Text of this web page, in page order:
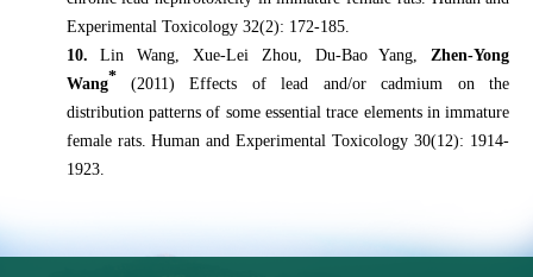
Experimental Toxicology 32(2): 172-185.
10.Lin Wang, Xue-Lei Zhou, Du-Bao Yang,Zhen-Yong
Wang* (2011) Effects of lead and/or cadmium on the
distribution patterns of some essential trace elements in immature
female rats. Human and Experimental Toxicology 30(12): 1914-
1923.